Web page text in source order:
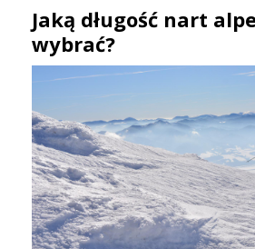
Jaką długość nart
wybrać?